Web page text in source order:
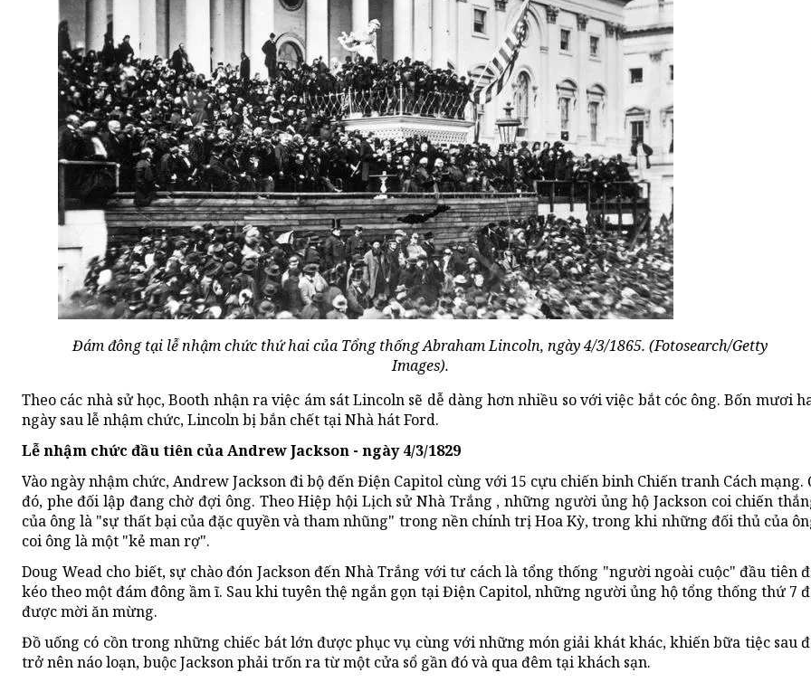
Đám đông tại lễ nhậm chức thứ hai của Tổng thống Abraham Lincoln, ngày 4/3/1865. (Fotosearch/Getty
Images).
Theo các nhà sử học, Booth nhận ra việc ám sát Lincoln sẽ dễ dàng hơn nhiều so với việc bắt cóc ông. Bốn mươi
ngày sau lễ nhậm chức, Lincoln bị bắn chết tại Nhà hát Ford.
Lễ nhậm chức đầu tiên của Andrew Jackson - ngày 4/3/1829
Vào ngày nhậm chức, Andrew Jackson đi bộ đến Điện Capitol cùng với 15 cựu chiến binh Chiến tranh Cách mạng.
đó, phe đối lập đang chờ đợi ông. Theo Hiệp hội Lịch sử Nhà Trắng , những người ủng hộ Jackson coi chiến
của ông là "sự thất bại của đặc quyền và tham nhũng" trong nền chính trị Hoa Kỳ, trong khi những đối thủ của
coi ông là một "kẻ man rợ".
Doug Wead cho biết, sự chào đón Jackson đến Nhà Trắng với tư cách là tổng thống "người ngoài cuộc" đầu tiên
kéo theo một đám đông ầm ĩ. Sau khi tuyên thệ ngắn gọn tại Điện Capitol, những người ủng hộ tổng thống thứ 7
được mời ăn mừng.
Đồ uống có cồn trong những chiếc bát lớn được phục vụ cùng với những món giải khát khác, khiến bữa tiệc sau
trở nên náo loạn, buộc Jackson phải trốn ra từ một cửa sổ gần đó và qua đêm tại khách sạn.